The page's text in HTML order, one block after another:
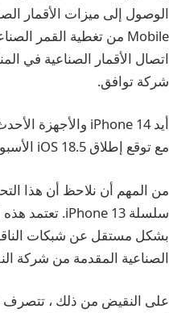
اتصال الأقمار الصناعية في
شركة توافق.
مع توقع إطلاق iOS 18.5 الأسبوع المقبل ، ستحصل جميع طرز iPhone 13 على نفس الدعم.
من المهم أن نلاحظ أن هذا
الصناعية المقدمة من شركة
على النقيض من ذلك ، تتصرف